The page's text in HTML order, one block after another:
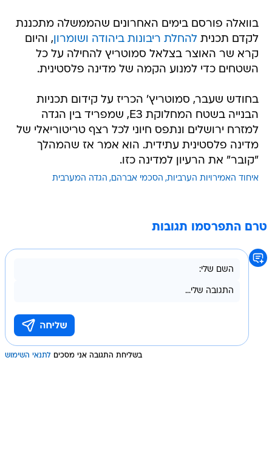
בוואלה פורסם בימים האחרונים שהממשלה מתכננת
לקדם תכניתלהחלת ריבונות ביהודה ושומרון, והיום
קרא שר האוצר בצלאל סמוטריץ להחילה על כל
השטחים כדי למנוע הקמה של מדינה פלסטינית.
בחודש שעבר, סמוטריץ' הכריז על קידום תכניות
הבנייה בשטח המחלוקת E3, שמפריד בין הגדה
למזרח ירושלים ונתפס חיוני לכל רצף טריטוריאלי של
מדינה פלסטינית עתידית. הוא אמר אז שהמהלך
"קובר" את הרעיון למדינה כזו.
איחוד האמירויות הערביות הסכמי אברהם הגדה המערבית
טרם התפרסמו תגובות
בשליחת התגובה אני מסכים לתנאי השימוש